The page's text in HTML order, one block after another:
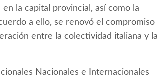
la capital provincial, así como la
a ello, se renovó el compromiso
entre la colectividad italiana y la
Nacionales e Internacionales